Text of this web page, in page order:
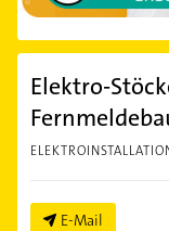
Elektro-
E-Mail